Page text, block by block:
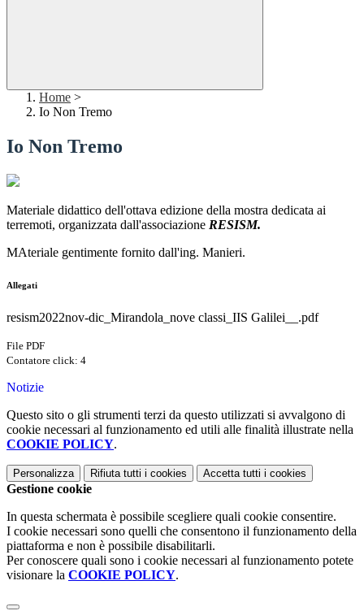
Home >
Io Non Tremo
Io Non Tremo
Materiale didattico dell'ottava edizione della mostra dedicata ai
terremoti, organizzata dall'associazione RESISM.
MAteriale gentimente fornito dall'ing. Manieri.
Allegati
resism2022nov-dic_Mirandola_nove classi_IIS Galilei__.pdf
File PDF
Contatore click: 4
Notizie
Questo sito o gli strumenti terzi da questo utilizzati si avvalgono di
cookie necessari al funzionamento ed utili alle finalità illustrate nella
COOKIE POLICY.
Personalizza Rifiuta tutti i cookies Accetta tutti i cookies
Gestione cookie
In questa schermata è possibile scegliere quali cookie consentire.
I cookie necessari sono quelli che consentono il funzionamento della
piattaforma e non è possibile disabilitarli.
Per conoscere quali sono i cookie necessari al funzionamento potete
visionare la COOKIE POLICY.